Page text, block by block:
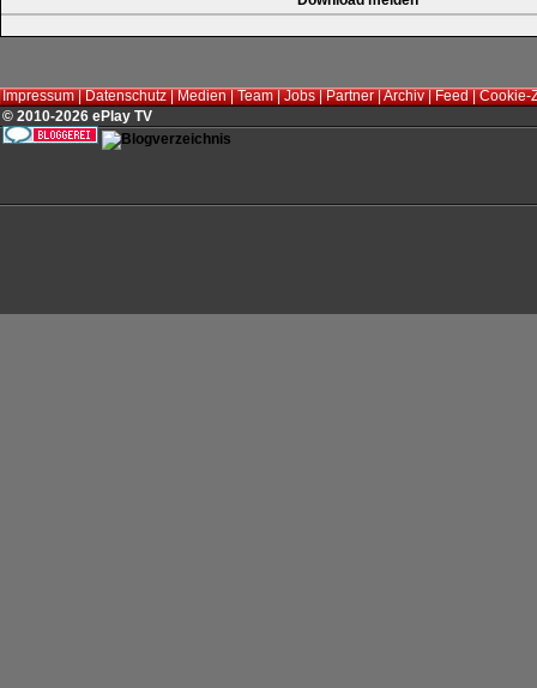
Impressum|Datenschutz|Medien|Team|Jobs|Partner|Archiv|Feed|Cookie-
© 2010-2026 ePlay TV